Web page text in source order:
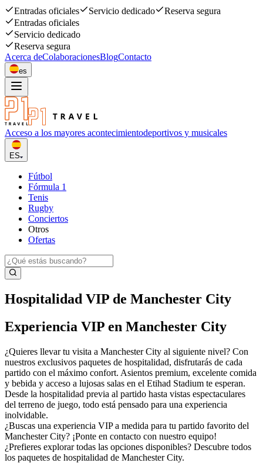
Entradas oficiales Servicio dedicado
Reserva segura
Entradas oficiales
Servicio dedicado
Reserva segura
Acerca deColaboracionesBlogContacto
es
Acceso a los mayores acontecimientodeportivos y musicales
ES
Fútbol
Fórmula 1
Tenis
Rugby
Conciertos
Otros
Ofertas
Hospitalidad VIP de Manchester City
Experiencia VIP en Manchester City
¿Quieres llevar tu visita a Manchester City al siguiente nivel? Con
nuestros exclusivos paquetes de hospitalidad, disfrutarás de cada
partido con el máximo confort. Asientos premium, excelente comida
y bebida y acceso a lujosas salas en el Etihad Stadium te esperan.
Desde la hospitalidad previa al partido hasta vistas espectaculares
del terreno de juego, todo está pensado para una experiencia
inolvidable.
¿Buscas una experiencia VIP a medida para tu partido favorito del
Manchester City? ¡Ponte en contacto con nuestro equipo!
¿Prefieres explorar todas las opciones disponibles? Descubre todos
los paquetes de hospitalidad de Manchester City.